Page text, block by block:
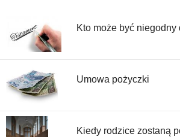
Kto może być
Umowa pożyczki
Kiedy rodzice zostaną